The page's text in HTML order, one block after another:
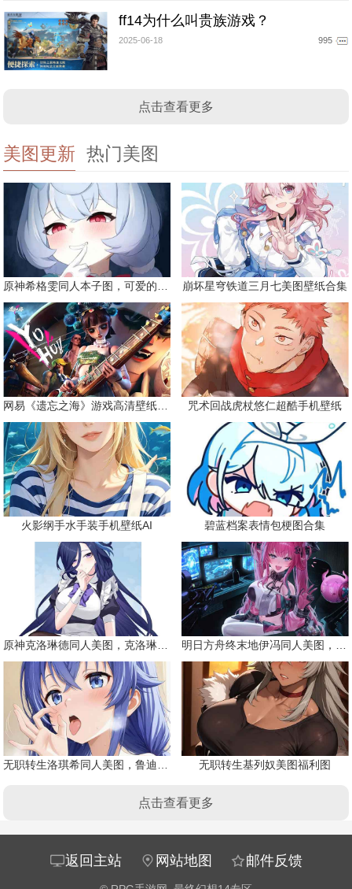
ff14为什么叫贵族游戏？
2025-06-18 995
点击查看更多
美图更新 热门美图
原神希格雯同人本子图，可爱的双马尾 崩坏星穹铁道三月七美图壁纸合集
网易《遗忘之海》游戏高清壁纸精选 咒术回战虎杖悠仁超酷手机壁纸
火影纲手水手装手机壁纸AI 碧蓝档案表情包梗图合集
原神克洛琳德同人美图，克洛琳德战败会怎样 明日方舟终末地伊冯同人美图，粉毛恶魔伊冯
无职转生洛琪希同人美图，鲁迪的二老婆 无职转生基列奴美图福利图
点击查看更多
返回主站 网站地图 邮件反馈